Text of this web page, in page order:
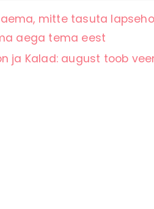
mitte tasuta
aega tema eest
ja Kalad: august toob